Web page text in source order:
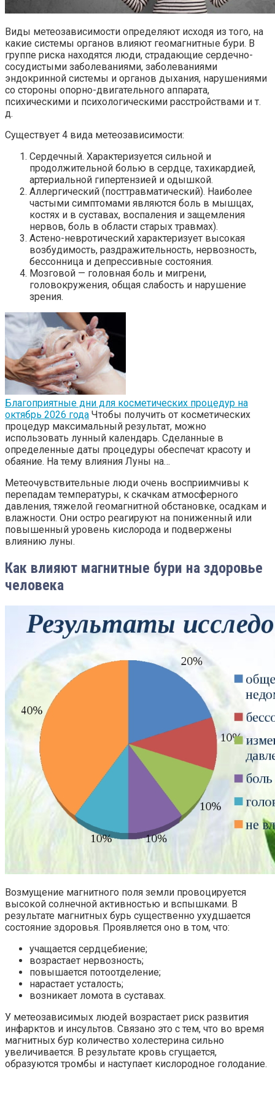
Виды метеозависимости определяют исходя из того, на
какие системы органов влияют геомагнитные бури. В
группе риска находятся люди, страдающие сердечно-
сосудистыми заболеваниями, заболеваниями
эндокринной системы и органов дыхания, нарушениями
со стороны опорно-двигательного аппарата,
психическими и психологическими расстройствами и т.
д.
Существует 4 вида метеозависимости:
Сердечный. Характеризуется сильной и
продолжительной болью в сердце, тахикардией,
артериальной гипертензией и одышкой.
Аллергический (посттравматический). Наиболее
частыми симптомами являются боль в мышцах,
костях и в суставах, воспаления и защемления
нервов, боль в области старых травмах).
Астено-невротический характеризует высокая
возбудимость, раздражительность, нервозность,
бессонница и депрессивные состояния.
Мозговой — головная боль и мигрени,
головокружения, общая слабость и нарушение
зрения.
Благоприятные дни для косметических процедур на
октябрь 2026 года Чтобы получить от косметических
процедур максимальный результат, можно
использовать лунный календарь. Сделанные в
определенные даты процедуры обеспечат красоту и
обаяние. На тему влияния Луны на…
Метеочувствительные люди очень восприимчивы к
перепадам температуры, к скачкам атмосферного
давления, тяжелой геомагнитной обстановке, осадкам и
влажности. Они остро реагируют на пониженный или
повышенный уровень кислорода и подвержены
влиянию луны.
Как влияют магнитные бури на здоровье
человека
Возмущение магнитного поля земли провоцируется
высокой солнечной активностью и вспышками. В
результате магнитных бурь существенно ухудшается
состояние здоровья. Проявляется оно в том, что:
учащается сердцебиение;
возрастает нервозность;
повышается потоотделение;
нарастает усталость;
возникает ломота в суставах.
У метеозависимых людей возрастает риск развития
инфарктов и инсультов. Связано это с тем, что во время
магнитных бур количество холестерина сильно
увеличивается. В результате кровь сгущается,
образуются тромбы и наступает кислородное голодание.